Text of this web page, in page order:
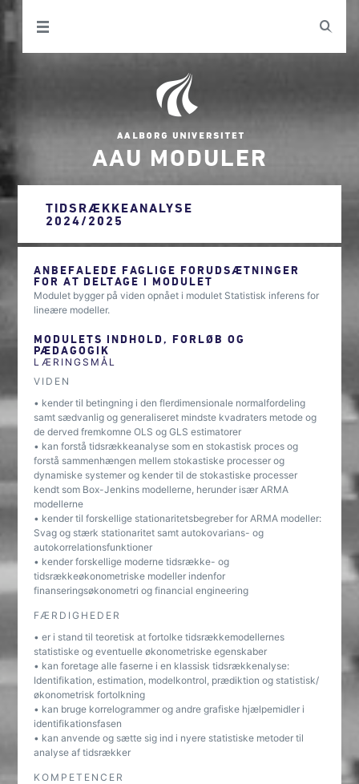
AAU MODULER
TIDSRÆKKEANALYSE
2024/2025
ANBEFALEDE FAGLIGE FORUDSÆTNINGER
FOR AT DELTAGE I MODULET
Modulet bygger på viden opnået i modulet Statistisk inferens for
lineære modeller.
MODULETS INDHOLD, FORLØB OG
PÆDAGOGIK
LÆRINGSMÅL
VIDEN
• kender til betingning i den flerdimensionale normalfordeling
samt sædvanlig og generaliseret mindste kvadraters metode og
de derved fremkomne OLS og GLS estimatorer
• kan forstå tidsrækkeanalyse som en stokastisk proces og
forstå sammenhængen mellem stokastiske processer og
dynamiske systemer og kender til de stokastiske processer
kendt som Box-Jenkins modellerne, herunder især ARMA
modellerne
• kender til forskellige stationaritetsbegreber for ARMA modeller:
Svag og stærk stationaritet samt autokovarians- og
autokorrelationsfunktioner
• kender forskellige moderne tidsrække- og
tidsrækkeøkonometriske modeller indenfor
finanseringsøkonometri og financial engineering
FÆRDIGHEDER
• er i stand til teoretisk at fortolke tidsrækkemodellernes
statistiske og eventuelle økonometriske egenskaber
• kan foretage alle faserne i en klassisk tidsrækkenalyse:
Identifikation, estimation, modelkontrol, prædiktion og statistisk/
økonometrisk fortolkning
• kan bruge korrelogrammer og andre grafiske hjælpemidler i
identifikationsfasen
• kan anvende og sætte sig ind i nyere statistiske metoder til
analyse af tidsrækker
KOMPETENCER